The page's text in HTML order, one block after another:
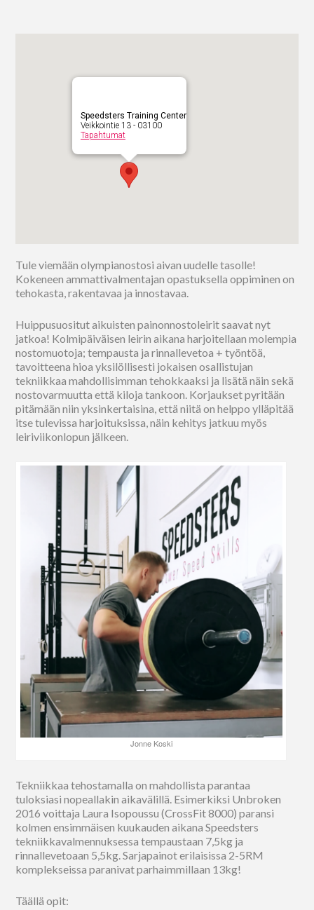
Speedsters Training Center
Veikkointie 13 - 03100
Tapahtumat
Tule viemään olympianostosi aivan uudelle tasolle!
Kokeneen ammattivalmentajan opastuksella oppiminen on
tehokasta, rakentavaa ja innostavaa.
Huippusuositut aikuisten painonnostoleirit saavat nyt
jatkoa! Kolmipäiväisen leirin aikana harjoitellaan molempia
nostomuotoja; tempausta ja rinnallevetoa + työntöä,
tavoitteena hioa yksilöllisesti jokaisen osallistujan
tekniikkaa mahdollisimman tehokkaaksi ja lisätä näin sekä
nostovarmuutta että kiloja tankoon. Korjaukset pyritään
pitämään niin yksinkertaisina, että niitä on helppo ylläpitää
itse tulevissa harjoituksissa, näin kehitys jatkuu myös
leiriviikonlopun jälkeen.
Jonne Koski
Tekniikkaa tehostamalla on mahdollista parantaa
tuloksiasi nopeallakin aikavälillä. Esimerkiksi Unbroken
2016 voittaja Laura Isopoussu (CrossFit 8000) paransi
kolmen ensimmäisen kuukauden aikana Speedsters
tekniikkavalmennuksessa tempaustaan 7,5kg ja
rinnallevetoaan 5,5kg. Sarjapainot erilaisissa 2-5RM
komplekseissa paranivat parhaimmillaan 13kg!
Täällä opit: